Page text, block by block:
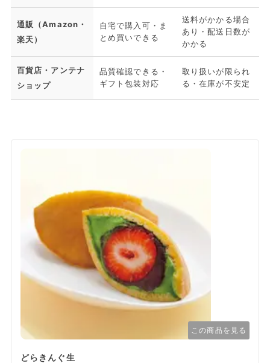
通販（Amazon・
楽天）
自宅で購入可・ま
とめ買いできる
送料がかかる場合
あり・配送日数が
かかる
百貨店・アンテナ
ショップ
品質確認できる・
ギフト包装対応
取り扱いが限られ
る・在庫が不安定
この商品を見る
どらきんぐ生